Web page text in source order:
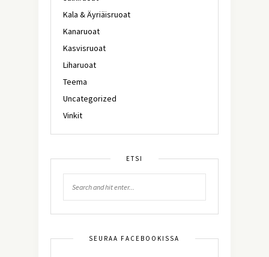
Kala & Äyriäisruoat
Kanaruoat
Kasvisruoat
Liharuoat
Teema
Uncategorized
Vinkit
ETSI
SEURAA FACEBOOKISSA